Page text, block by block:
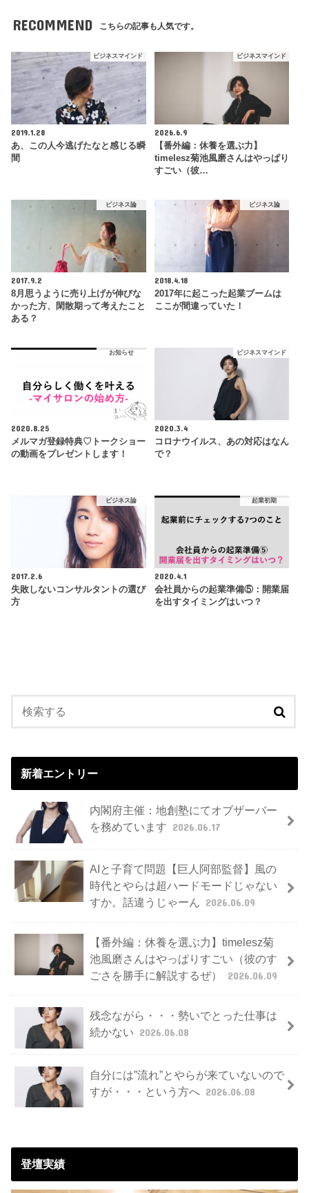
RECOMMEND こちらの記事も人気です。
ビジネスマインド
2019.1.28
あ、この人今逃げたなと感じる瞬
間
ビジネスマインド
2026.6.9
【番外編：休養を選ぶ力】
timelesz菊池風磨さんはやっぱり
すごい（彼…
ビジネス論
2017.9.2
8月思うように売り上げが伸びな
かった方、閑散期って考えたこと
ある？
ビジネス論
2018.4.18
2017年に起こった起業ブームは
ここが間違っていた！
お知らせ
2020.8.25
メルマガ登録特典♡トークショー
の動画をプレゼントします！
ビジネスマインド
2020.3.4
コロナウイルス、あの対応はなん
で？
ビジネス論
2017.2.6
失敗しないコンサルタントの選び
方
起業初期
2020.4.1
会社員からの起業準備⑤：開業届
を出すタイミングはいつ？
新着エントリー
内閣府主催：地創塾にてオブザーバー
を務めています 2026.06.17
AIと子育て問題【巨人阿部監督】風の
時代とやらは超ハードモードじゃない
すか。話違うじゃーん 2026.06.09
【番外編：休養を選ぶ力】timelesz菊
池風磨さんはやっぱりすごい（彼のす
ごさを勝手に解説するぜ）
2026.06.09
残念ながら・・・勢いでとった仕事は
続かない 2026.06.08
自分には”流れ”とやらが来ていないので
すが・・・という方へ 2026.06.08
登壇実績